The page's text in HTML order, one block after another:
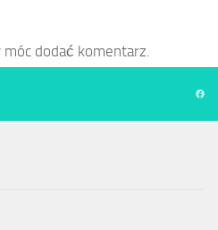
móc dodać komentarz.